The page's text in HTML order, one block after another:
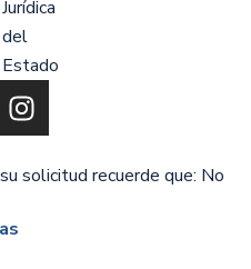
solicitud recuerde que: No